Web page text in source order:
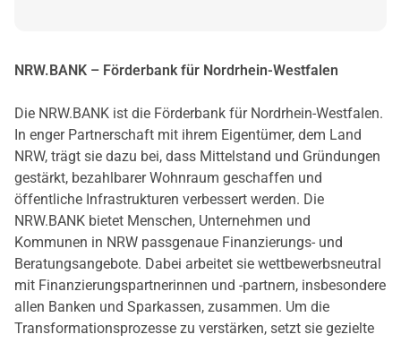
NRW.BANK – Förderbank für Nordrhein-Westfalen
Die NRW.BANK ist die Förderbank für Nordrhein-Westfalen.
In enger Partnerschaft mit ihrem Eigentümer, dem Land
NRW, trägt sie dazu bei, dass Mittelstand und Gründungen
gestärkt, bezahlbarer Wohnraum geschaffen und
öffentliche Infrastrukturen verbessert werden. Die
NRW.BANK bietet Menschen, Unternehmen und
Kommunen in NRW passgenaue Finanzierungs- und
Beratungsangebote. Dabei arbeitet sie wettbewerbsneutral
mit Finanzierungspartnerinnen und -partnern, insbesondere
allen Banken und Sparkassen, zusammen. Um die
Transformationsprozesse zu verstärken, setzt sie gezielte